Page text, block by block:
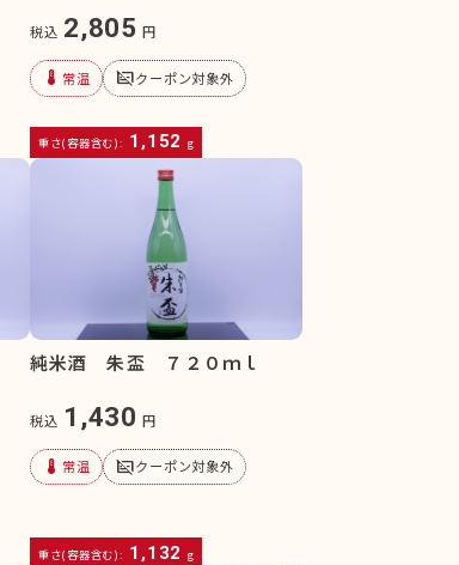
税込 2,805 円
device_thermostat 常温 subtitles_offクーポン対象外
重さ(容器含む): 1,152 g
純米酒 朱盃 ７２０ｍｌ
税込 1,430 円
device_thermostat 常温 subtitles_offクーポン対象外
重さ(容器含む): 1,132 g